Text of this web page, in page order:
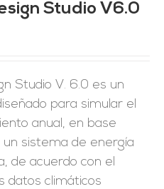
Studio V6.0
Studio V. 6.0 es un
para simular el
anual, en base
un sistema de energía
de acuerdo con el
datos climáticos